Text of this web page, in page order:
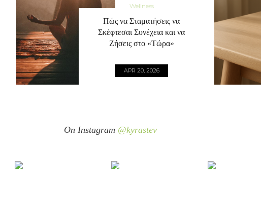
Wellness
Πώς να Σταματήσεις να
Σκέφτεσαι Συνέχεια και να
Ζήσεις στο «Τώρα»
APR 20, 2026
On Instagram @kyrastev